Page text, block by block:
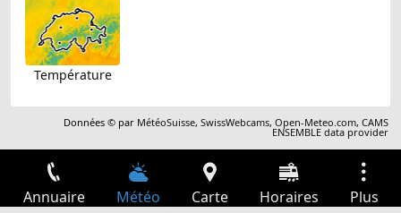
Température
Données © par MétéoSuisse,SwissWebcams,Open-Meteo.com,CAMS
ENSEMBLE data provider
Annuaire Météo Carte Horaires Plus